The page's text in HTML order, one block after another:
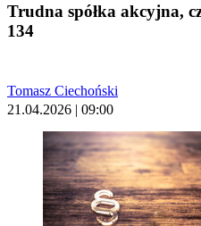
Trudna spółka akcyjna,
134
Tomasz Ciechoński
21.04.2026 | 09:00